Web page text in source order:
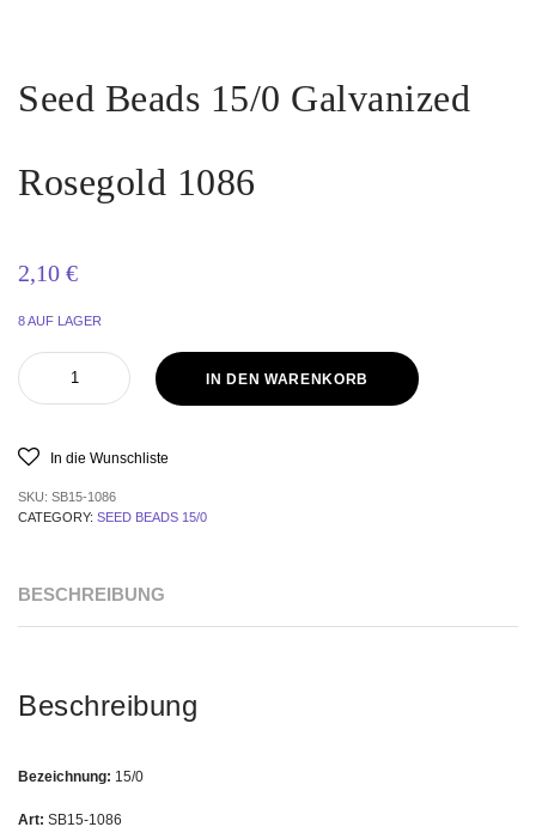
Seed Beads 15/0 Galvanized
Rosegold 1086
2,10 €
8 AUF LAGER
IN DEN WARENKORB
In die Wunschliste
SKU: SB15-1086
CATEGORY: SEED BEADS 15/0
BESCHREIBUNG
Beschreibung
Bezeichnung: 15/0
Art: SB15-1086